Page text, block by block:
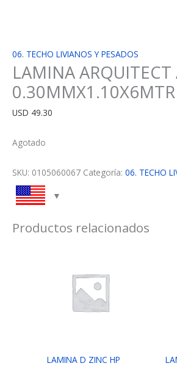
06. TECHO LIVIANOS Y PESADOS
LAMINA ARQUITECT
0.30MMX1.10X6MTR
USD 49.30
Agotado
SKU: 0105060067 Categoría: 06. TECHO
Productos relacionados
LAMINA D ZINC HP